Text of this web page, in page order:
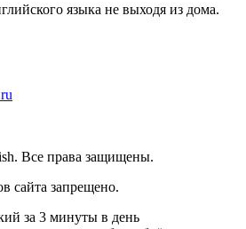
языка не выходя из дома.
Все права защищены.
сайта запрещено.
за 3 минуты в день